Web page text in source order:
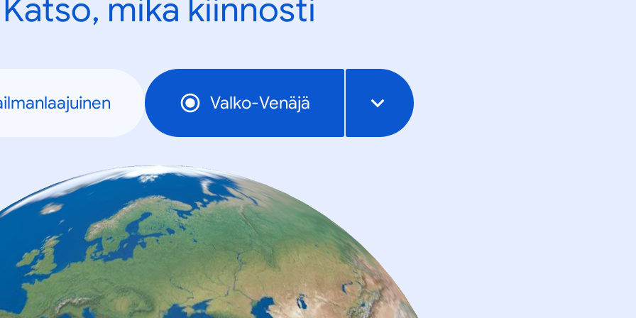
Katso, mikä kiinnosti
Valko-Venäjä